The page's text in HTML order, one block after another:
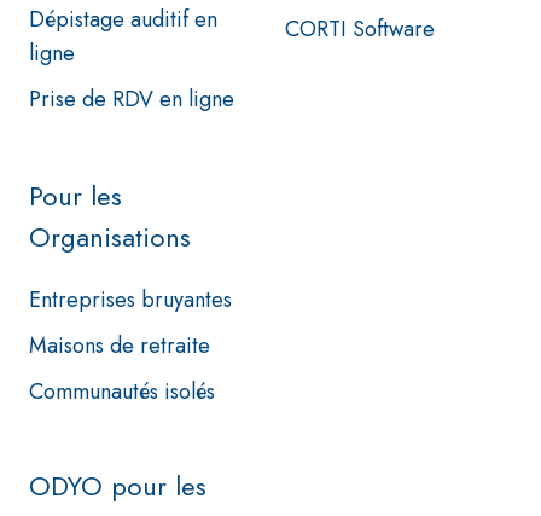
Dépistage auditif en
ligne
Prise de RDV en ligne
CORTI Software
Pour les
Organisations
Entreprises bruyantes
Maisons de retraite
Communautés isolés
ODYO pour les